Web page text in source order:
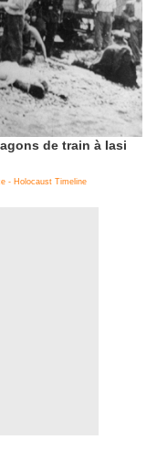
de train à Iasi
- Holocaust Timeline